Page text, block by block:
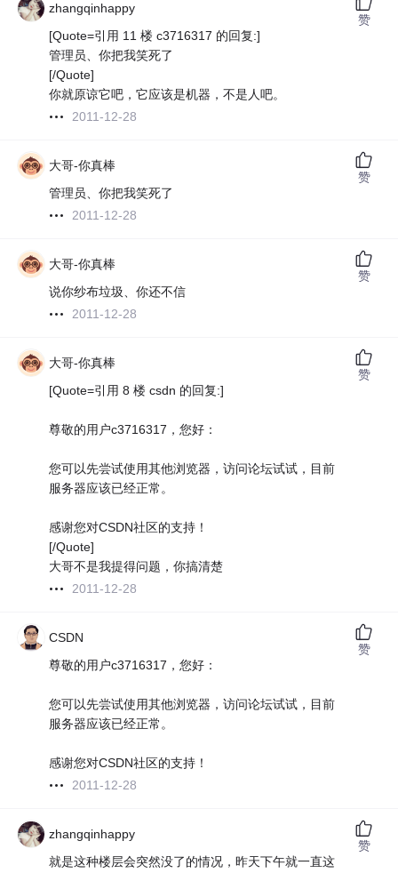
zhangqinhappy
[Quote=引用 11 楼 c3716317 的回复:]
管理员、你把我笑死了
[/Quote]
你就原谅它吧，它应该是机器，不是人吧。
2011-12-28
赞
大哥-你真棒
管理员、你把我笑死了
2011-12-28
赞
大哥-你真棒
说你纱布垃圾、你还不信
2011-12-28
赞
大哥-你真棒
[Quote=引用 8 楼 csdn 的回复:]
尊敬的用户c3716317，您好：
您可以先尝试使用其他浏览器，访问论坛试试，目前
服务器应该已经正常。
感谢您对CSDN社区的支持！
[/Quote]
大哥不是我提得问题，你搞清楚
2011-12-28
赞
CSDN
尊敬的用户c3716317，您好：
您可以先尝试使用其他浏览器，访问论坛试试，目前
服务器应该已经正常。
感谢您对CSDN社区的支持！
2011-12-28
赞
zhangqinhappy
就是这种楼层会突然没了的情况，昨天下午就一直这
赞